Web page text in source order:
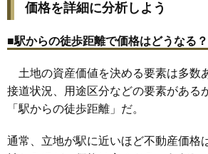
31 諏訪町 65万円
33 並木西町 64万円
34 神明町 62万円
35 藤間 62万円
36 志多町
37 岸町 61万円
価格を詳細に分析しよう
■駅からの徒歩距離で価格はどうなる？
土地の資産価値を決める要素は多数
接道状況、用途区分などの要素がある
「駅からの徒歩距離」だ。
通常、立地が駅に近いほど不動産価格